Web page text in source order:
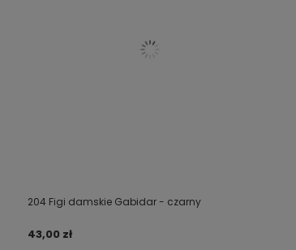
204 Figi damskie Gabidar - czarny
43,00 zł